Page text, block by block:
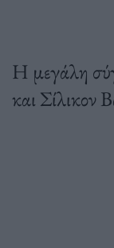
Η μεγάλη
και Σίλικον